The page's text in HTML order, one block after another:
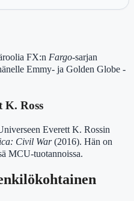
FX:n Fargo-sarjan
Emmy- ja Golden Globe -
K. Ross
Everett K. Rossin
Civil War(2016). Hän on
MCU-tuotannoissa.